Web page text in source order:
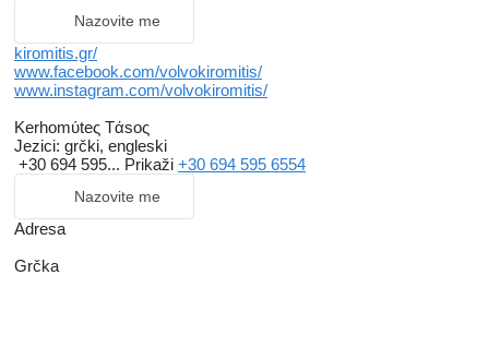
Nazovite me
kiromitis.gr/
www.facebook.com/volvokiromitis/
www.instagram.com/volvokiromitis/
Kerhomύteς Tάsoς
Jezici: grčki, engleski
+30 694 595... Prikaži +30 694 595 6554
Nazovite me
Adresa
Grčka